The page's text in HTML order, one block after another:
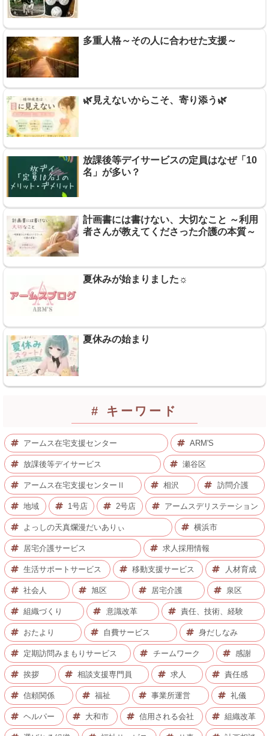
多重人格～その人に合わせた支援～
🌿見えないからこそ、寄り添う🌿
放課後等デイサービスの定員はなぜ「10
名」が多い？
計画書には書けない、大切なこと ～利用
者さんが教えてくださった介護の本質～
夏休みが始まりました☼
夏休みの始まり
# キーワード
アームス在宅支援センター ARM'S
放課後等デイサービス 瀬谷区
アームス在宅支援センターⅡ 相沢 訪問介護
地域 1号店 2号店 アームスデリステーション
よっしの天真爛漫だいありぃ 横浜市
居宅介護サービス 求人採用情報
生活サポートサービス 移動支援サービス 人材育成
社会人 旭区 居宅介護 泉区
組織づくり 意識改革 責任、技術、経験
おたより 自費サービス 身だしなみ
定期訪問みまもりサービス チームワーク 感謝
挨拶 相談支援専門員 求人 責任感
信頼関係 福祉 事業所運営 礼儀
ヘルパー 大和市 信用される会社 組織改革